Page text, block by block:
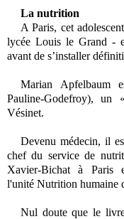
La nutrition
A Paris, cet
lycée Louis le Grand -
avant de s’installer
Marian Apfelbaum
Pauline-Godefroy),
Vésinet.
Devenu médecin, il
chef du service de
Xavier-Bichat à Paris
l'unité Nutrition humaine
Nul doute que le